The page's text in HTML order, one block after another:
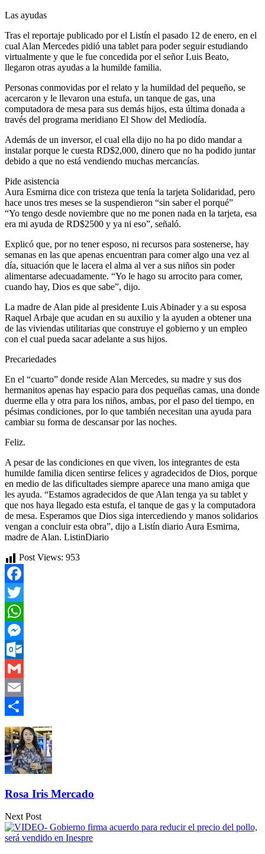
Las ayudas
Tras el reportaje publicado por el Listín el pasado 12 de enero, en el
cual Alan Mercedes pidió una tablet para poder seguir estudiando
virtualmente y que le fue concedida por el señor Luis Beato,
llegaron otras ayudas a la humilde familia.
Personas conmovidas por el relato y la humildad del pequeño, se
acercaron y le llevaron una estufa, un tanque de gas, una
computadora de mesa para sus demás hijos, esta última donada a
través del programa meridiano El Show del Mediodía.
Además de un inversor, el cual ella dijo no ha po dido mandar a
instalar porque le cuesta RD$2,000, dinero que no ha podido juntar
debido a que no está vendiendo muchas mercancías.
Pide asistencia
Aura Esmirna dice con tristeza que tenía la tarjeta Solidaridad, pero
hace unos tres meses se la suspendieron “sin saber el porqué”
“Yo tengo desde noviembre que no me ponen nada en la tarjeta, esa
era mi ayuda de RD$2500 y ya ni eso”, señaló.
Explicó que, por no tener esposo, ni recursos para sostenerse, hay
semanas en las que apenas encuentran para comer algo una vez al
día, situación que le lacera el alma al ver a sus niños sin poder
alimentarse adecuadamente. “Yo le hago su arrocito para comer,
cuando hay, Dios es que sabe”, dijo.
La madre de Alan pide al presidente Luis Abinader y a su esposa
Raquel Arbaje que acudan en su auxilio y la ayuden a obtener una
de las viviendas utilitarias que construye el gobierno y un empleo
con el cual pueda sacar adelante a sus hijos.
Precariedades
En el “cuarto” donde reside Alan Mercedes, su madre y sus dos
hermanitos apenas hay espacio para dos pequeñas camas, una donde
duerme ella y otra para los niños, ambas, por el paso del tiempo, en
pésimas condiciones, por lo que también necesitan una ayuda para
cambiar su forma de descansar por las noches.
Feliz.
A pesar de las condiciones en que viven, los integrantes de esta
humilde familia dicen sentirse felices y agradecidos de Dios, porque
en medio de las dificultades siempre aparece una mano amiga que
les ayuda. “Estamos agradecidos de que Alan tenga ya su tablet y
que nos haya llegado esta estufa, el tanque de gas y la computadora
de mesa. Esperamos que Dios siga intercediendo y manos solidarios
vengan a concluir esta obra”, dijo a Listín diario Aura Esmirna,
madre de Alan. ListinDiario
Post Views: 953
Facebook
Twitter
WhatsApp
Messenger
Outlook.com
Gmail
Email
Compartir
Rosa Iris Mercado
Next Post